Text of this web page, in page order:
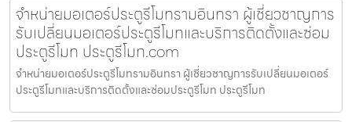
จำหน่ายมอเตอร์ประตูรีโมทรามอินทรา ผู้เชี่ยวชาญการ
รับเปลี่ยนมอเตอร์ประตูรีโมทและบริการติดตั้งและซ่อม
ประตูรีโมท ประตูรีโมท.com
จำหน่ายมอเตอร์ประตูรีโมทรามอินทรา ผู้เชี่ยวชาญการรับเปลี่ยนมอเตอร์
ประตูรีโมทและบริการติดตั้งและซ่อมประตูรีโมท ประตูรีโมท